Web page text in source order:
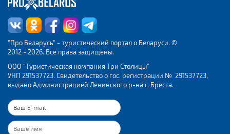
"Про Беларусь" - туристический портал о Беларуси. ©
2012 - 2026. Все права защищены.
ООО "Туристическая компания Три Столицы"
УНП 291537723. Свидетельство о гос. регистрации № 291537723,
выдано Администрацией Ленинского р-на г. Бреста.